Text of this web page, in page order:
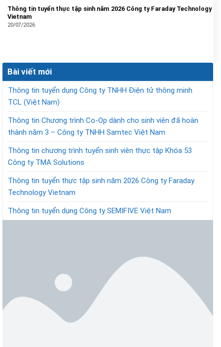
Thông tin tuyển thực tập sinh năm 2026 Công ty Faraday Technology
Vietnam
20/07/2026
Bài viết mới
Thông tin tuyển dụng Công ty TNHH Điện tử thông minh
TCL (Việt Nam)
Thông tin Chương trình Co-Op dành cho sinh viên đã hoàn
thành năm 3 – Công ty TNHH Samtec Việt Nam
Thông tin chương trình tuyển sinh viên thực tập Khóa 53
Công ty TMA Solutions
Thông tin tuyển thực tập sinh năm 2026 Công ty Faraday
Technology Vietnam
Thông tin tuyển dụng Công ty SEMIFIVE Việt Nam